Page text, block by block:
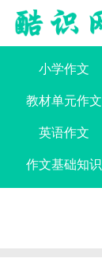
小学作文
教材单元作文
英语作文
作文基础知识